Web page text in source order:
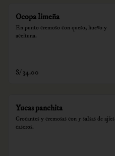
Ocopa limeña
En punto cremoso con queso, huevo y
aceituna.
S/ 34.00
Yucas panchita
Crocantes y cremosas con 5 salsas de ajíes
caseros.